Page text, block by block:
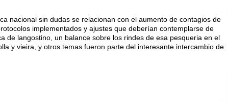
nacional sin dudas se relacionan con el aumento de contagios de
implementados y ajustes que deberían contemplarse de
de langostino, un balance sobre los rindes de esa pesqueria en el
y vieira, y otros temas fueron parte del interesante intercambio de